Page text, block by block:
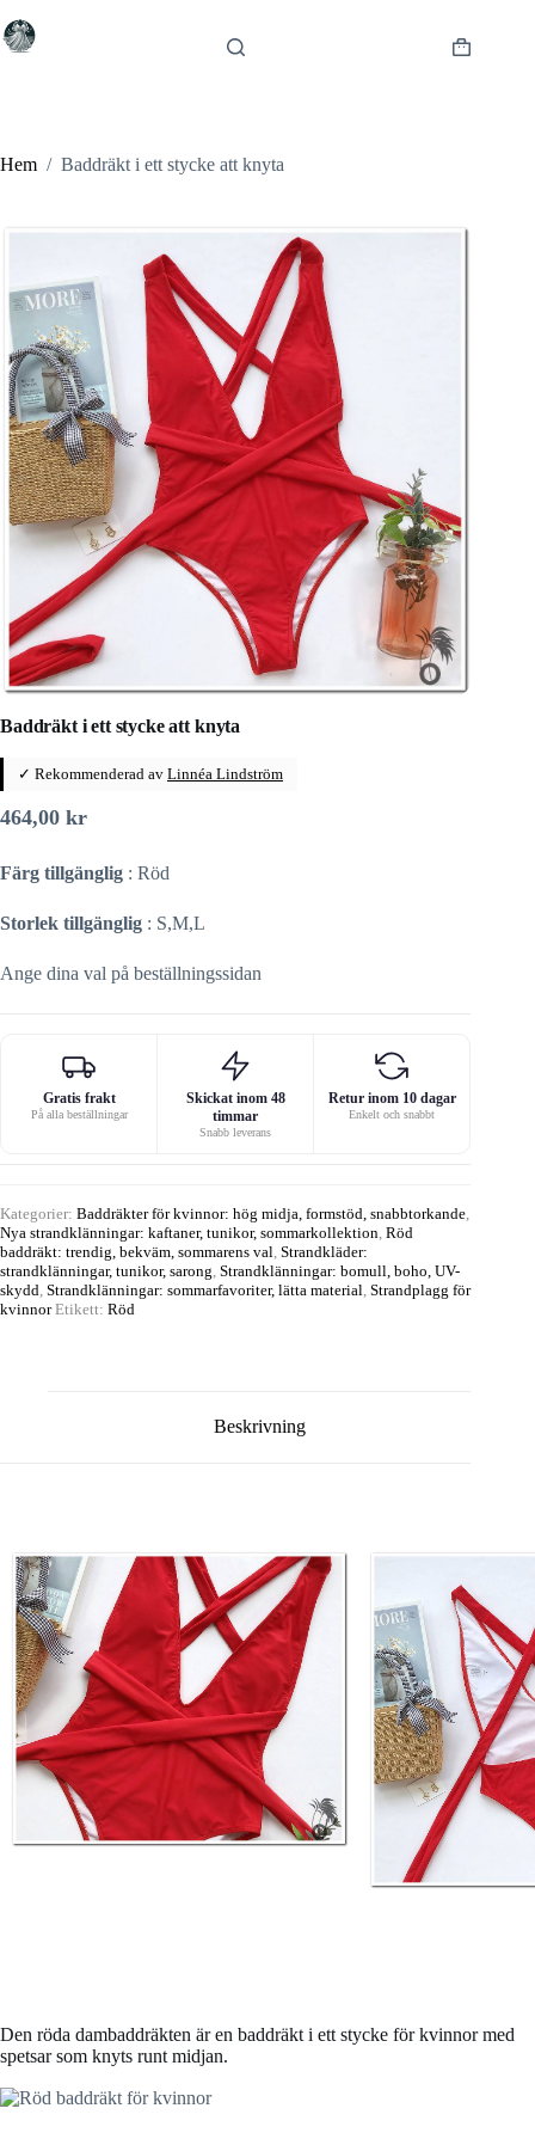
till
innehåll
Varukorg
Hem / Baddräkt i ett stycke att knyta
Baddräkt i ett stycke att knyta
✓ Rekommenderad av Linnéa Lindström
464,00 kr
Färg tillgänglig : Röd
Storlek tillgänglig : S,M,L
Ange dina val på beställningssidan
Gratis frakt
På alla beställningar
Skickat inom 48
timmar
Snabb leverans
Retur inom 10 dagar
Enkelt och snabbt
Kategorier: Baddräkter för kvinnor: hög midja, formstöd, snabbtorkande
Nya strandklänningar: kaftaner, tunikor, sommarkollektion Röd
baddräkt: trendig, bekväm, sommarens val Strandkläder:
strandklänningar, tunikor, sarong Strandklänningar: bomull, boho, UV-
skydd Strandklänningar: sommarfavoriter, lätta material Strandplagg för
kvinnor Etikett: Röd
Beskrivning
Den röda dambaddräkten är en baddräkt i ett stycke för kvinnor med
spetsar som knyts runt midjan.